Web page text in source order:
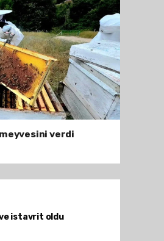
verdi
istavrit oldu